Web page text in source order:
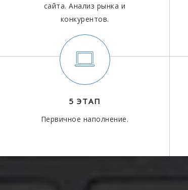
сайта. Анализ рынка и
конкурентов.
5 ЭТАП
Первичное наполнение.